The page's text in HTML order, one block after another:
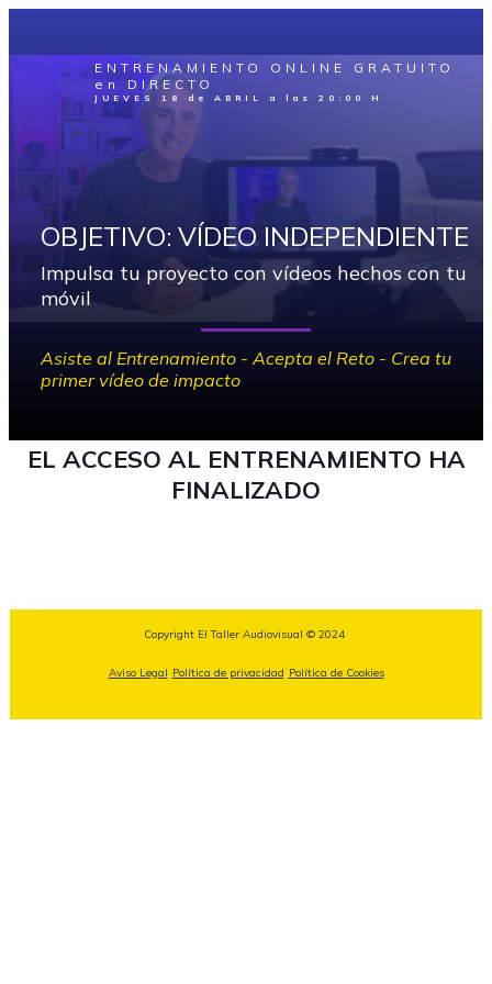
ENTRENAMIENTO ONLINE GRATUITO
en DIRECTO
JUEVES 18 de ABRIL a las 20:00 H
OBJETIVO: VÍDEO INDEPENDIENTE
Impulsa tu proyecto con vídeos hechos con tu
móvil
Asiste al Entrenamiento - Acepta el Reto - Crea tu
primer vídeo de impacto
EL ACCESO AL ENTRENAMIENTO HA
FINALIZADO
Copyright El Taller Audiovisual © 2024
Aviso Legal, Política de privacidad, Política de Cookies